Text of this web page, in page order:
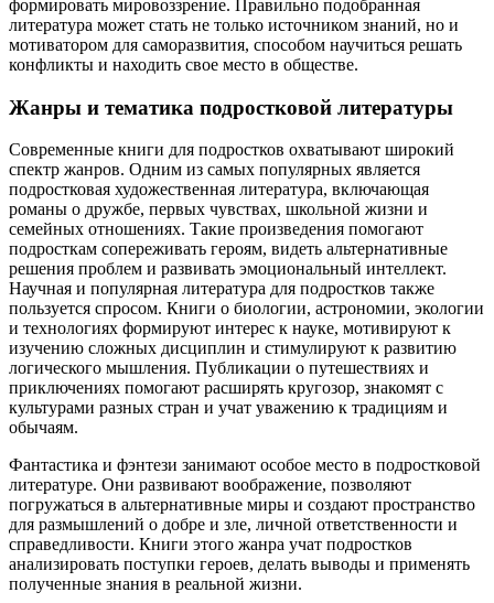
формировать мировоззрение. Правильно подобранная
литература может стать не только источником знаний, но и
мотиватором для саморазвития, способом научиться решать
конфликты и находить свое место в обществе.
Жанры и тематика подростковой литературы
Современные книги для подростков охватывают широкий
спектр жанров. Одним из самых популярных является
подростковая художественная литература, включающая
романы о дружбе, первых чувствах, школьной жизни и
семейных отношениях. Такие произведения помогают
подросткам сопереживать героям, видеть альтернативные
решения проблем и развивать эмоциональный интеллект.
Научная и популярная литература для подростков также
пользуется спросом. Книги о биологии, астрономии, экологии
и технологиях формируют интерес к науке, мотивируют к
изучению сложных дисциплин и стимулируют к развитию
логического мышления. Публикации о путешествиях и
приключениях помогают расширять кругозор, знакомят с
культурами разных стран и учат уважению к традициям и
обычаям.
Фантастика и фэнтези занимают особое место в подростковой
литературе. Они развивают воображение, позволяют
погружаться в альтернативные миры и создают пространство
для размышлений о добре и зле, личной ответственности и
справедливости. Книги этого жанра учат подростков
анализировать поступки героев, делать выводы и применять
полученные знания в реальной жизни.